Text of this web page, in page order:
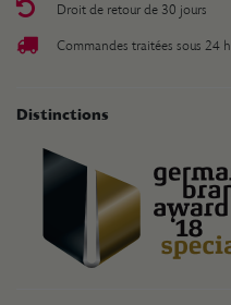
Droit de retour de 30 jours
Commandes traitées sous 24 h
Distinctions